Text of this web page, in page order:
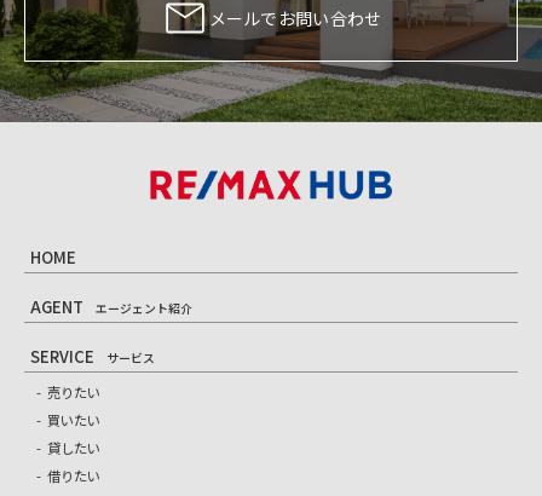
メールでお問い合わせ
HOME
AGENT エージェント紹介
SERVICE サービス
売りたい
買いたい
貸したい
借りたい